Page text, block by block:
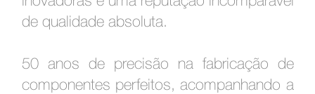
de qualidade absoluta.
50 anos de precisão na fabricação de
componentes perfeitos, acompanhando a